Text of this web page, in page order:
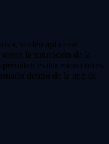
suelen aplicarse
la saturación de la
evitar estos costes.
dentro de la app de